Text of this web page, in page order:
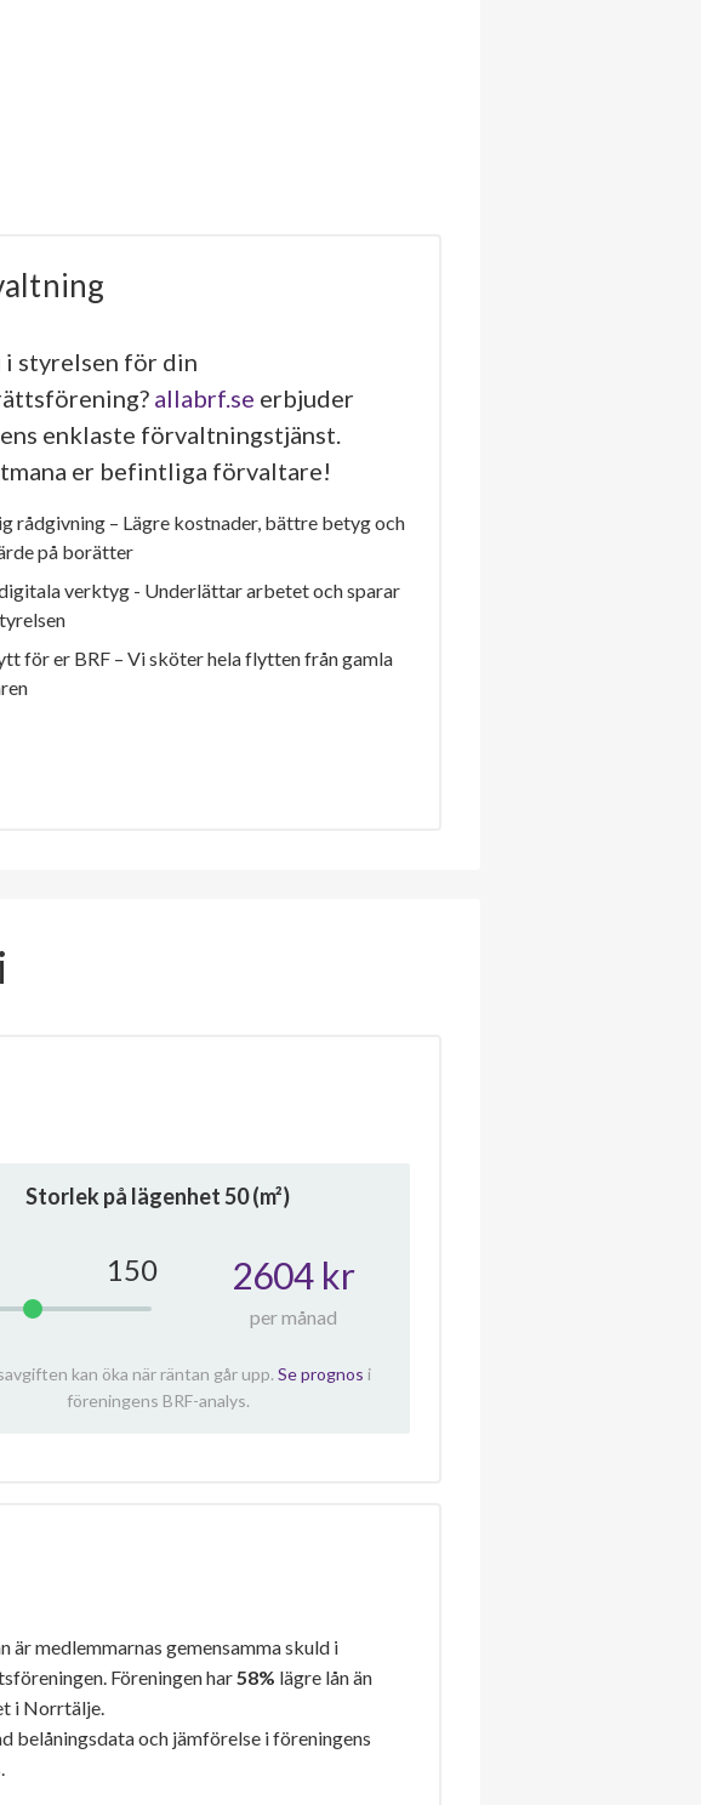
styrelsen för din
allabrf.se erbjuder
enklaste förvaltningstjänst.
er befintliga förvaltare!
rådgivning – Lägre kostnader, bättre betyg och
på borätter
verktyg - Underlättar arbetet och sparar
för er BRF – Vi sköter hela flytten från gamla
Storlek på lägenhet50(m²)
150 2604 kr
per månad
kan öka när räntan går upp. Se prognos i
föreningens BRF-analys.
är medlemmarnas gemensamma skuld i
Föreningen har58% lägre lån än
i Norrtälje.
belåningsdata och jämförelse i föreningens